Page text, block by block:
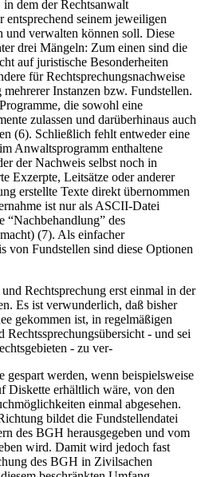
dem der Rechtsanwalt
seinem jeweiligen
und verwalten können soll. Diese
drei Mängeln: Zum einen sind die
auf juristische Besonderheiten
für Rechtsprechungsnachweise
Instanzen bzw. Fundstellen.
die sowohl eine
zulassen und darüberhinaus auch
(6). Schließlich fehlt entweder eine
Anwaltsprogramm enthaltene
der Nachweis selbst noch in
Exzerpte, Leitsätze oder anderer
erstellte Texte direkt übernommen
ist nur als ASCII-Datei
“Nachbehandlung” des
(7). Als einfacher
von Fundstellen sind diese Optionen
Rechtsprechung erst einmal in der
Es ist verwunderlich, daß bisher
gekommen ist, in regelmäßigen
- und sei
- zu ver-
werden, wenn beispielsweise
Diskette erhältlich wäre, von den
einmal abgesehen.
bildet die Fundstellendatei
des BGH herausgegeben und vom
wird. Damit wird jedoch fast
des BGH in Zivilsachen